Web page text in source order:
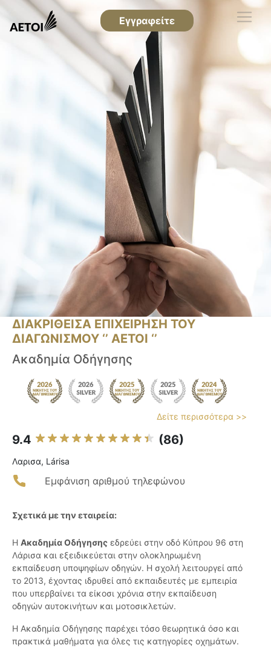
Εγγραφείτε
ΔΙΑΚΡΙΘΕΙΣΑ ΕΠΙΧΕΙΡΗΣΗ ΤΟΥ
ΔΙΑΓΩΝΙΣΜΟΥ ‘’ ΑΕΤΟΙ ‘’
Ακαδημία Οδήγησης
Δείτε περισσότερα >>
9.4 (86)
Λαρισα, Lárisa
Εμφάνιση αριθμού τηλεφώνου
Σχετικά με την εταιρεία:
Η Ακαδημία Οδήγησης εδρεύει στην οδό Κύπρου 96 στη
Λάρισα και εξειδικεύεται στην ολοκληρωμένη
εκπαίδευση υποψηφίων οδηγών. Η σχολή λειτουργεί από
το 2013, έχοντας ιδρυθεί από εκπαιδευτές με εμπειρία
που υπερβαίνει τα είκοσι χρόνια στην εκπαίδευση
οδηγών αυτοκινήτων και μοτοσικλετών.
Η Ακαδημία Οδήγησης παρέχει τόσο θεωρητικά όσο και
πρακτικά μαθήματα για όλες τις κατηγορίες οχημάτων.